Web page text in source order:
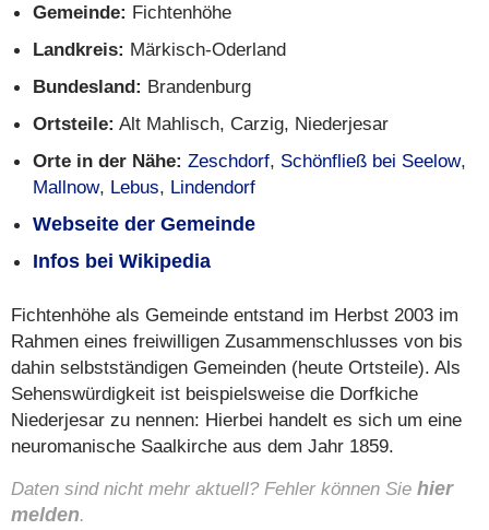
Gemeinde: Fichtenhöhe
Landkreis: Märkisch-Oderland
Bundesland: Brandenburg
Ortsteile: Alt Mahlisch, Carzig, Niederjesar
Orte in der Nähe: Zeschdorf, Schönfließ bei Seelow,
Mallnow, Lebus, Lindendorf
Webseite der Gemeinde
Infos bei Wikipedia
Fichtenhöhe als Gemeinde entstand im Herbst 2003 im
Rahmen eines freiwilligen Zusammenschlusses von bis
dahin selbstständigen Gemeinden (heute Ortsteile). Als
Sehenswürdigkeit ist beispielsweise die Dorfkiche
Niederjesar zu nennen: Hierbei handelt es sich um eine
neuromanische Saalkirche aus dem Jahr 1859.
Daten sind nicht mehr aktuell? Fehler können Sie hier
melden.